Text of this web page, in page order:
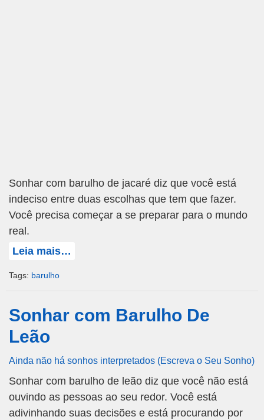
Sonhar com barulho de jacaré diz que você está
indeciso entre duas escolhas que tem que fazer.
Você precisa começar a se preparar para o mundo
real.
Leia mais…
Tags: barulho
Sonhar com Barulho De
Leão
Ainda não há sonhos interpretados (Escreva o Seu Sonho)
Sonhar com barulho de leão diz que você não está
ouvindo as pessoas ao seu redor. Você está
adivinhando suas decisões e está procurando por